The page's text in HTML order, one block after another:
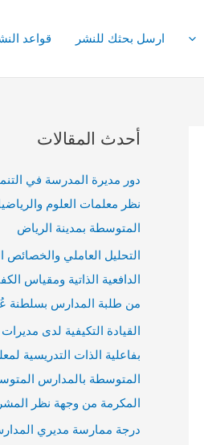
ارسل بحثك للنشر قواعد
أحدث المقالات
دور مديرة المدرسة في
نظر معلمات العلوم
المتوسطة بمدينة الرياض
التحليل العاملي والخصائص
الدافعية الذاتية ومقياس
من طلبة المدارس بسلطنة
القيادة التكيفية لدى
بفاعلية الذات التدريسية
المتوسطة بالمدارس
المكرمة من وجهة نظر
درجة ممارسة مديري